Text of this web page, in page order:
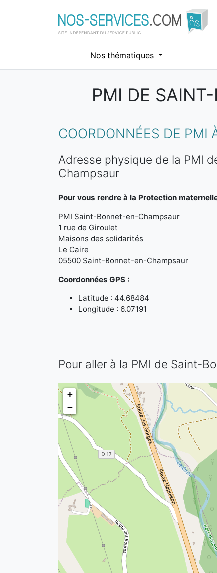
Nos thématiques
PMI DE
COORDONNÉES DE
Adresse physique de la PMI
Champsaur
Pour vous rendre à la Protection
PMI Saint-Bonnet-en-Champsaur
1 rue de Giroulet
Maisons des solidarités
Le Caire
05500 Saint-Bonnet-en-Champsaur
Coordonnées GPS :
Latitude : 44.68484
Longitude : 6.07191
Pour aller à la PMI de Saint-
+
−